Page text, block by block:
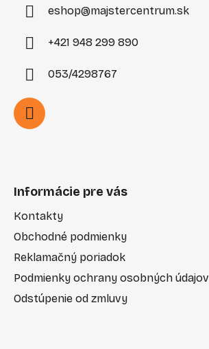
eshop@majstercentrum.sk
+421 948 299 890
053/4298767
Informácie pre vás
Kontakty
Obchodné podmienky
Reklamačný poriadok
Podmienky ochrany osobných údajov
Odstúpenie od zmluvy